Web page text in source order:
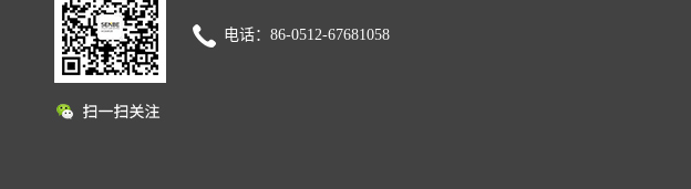
电话：86-0512-67681058